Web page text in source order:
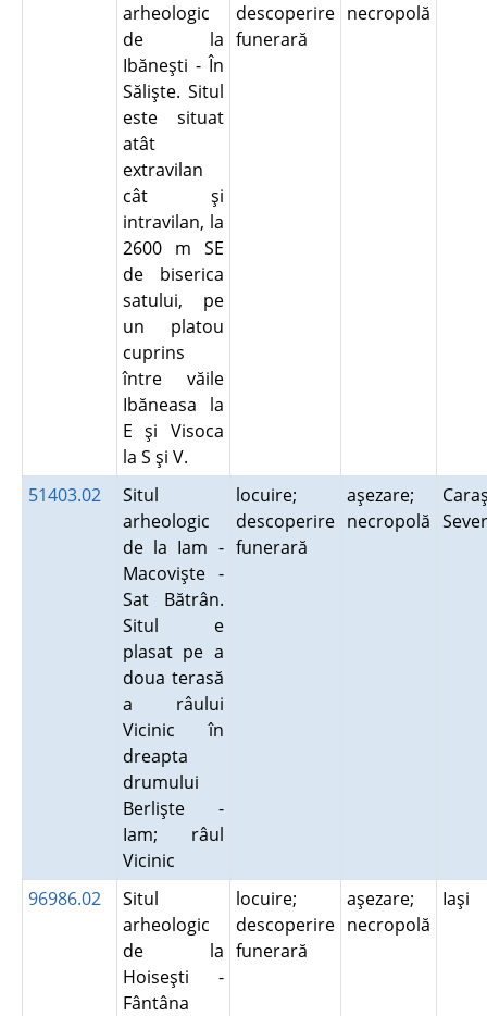
arheologic
de la
Ibăneşti - În
Sălişte. Situl
este situat
atât
extravilan
cât şi
intravilan, la
2600 m SE
de biserica
satului, pe
un platou
cuprins
între văile
Ibăneasa la
E şi Visoca
la S şi V.
descoperire
funerară
necropolă
51403.02
Situl
arheologic
de la Iam -
Macovişte -
Sat Bătrân.
Situl e
plasat pe a
doua terasă
a râului
Vicinic în
dreapta
drumului
Berlişte -
Iam; râul
Vicinic
locuire;
descoperire
funerară
aşezare;
necropolă
96986.02
Situl
arheologic
de la
Hoiseşti -
Fântâna
locuire;
descoperire
funerară
aşezare;
necropolă
Iaşi